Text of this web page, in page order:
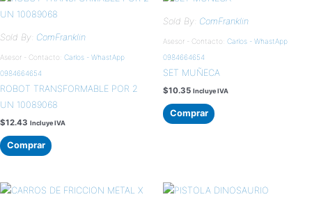
Sold By: ComFranklin
Asesor - Contacto: Carlos - WhastApp
0984664654
ROBOT TRANSFORMABLE POR 2
UN 10089068
$12.43 Incluye IVA
Comprar
Sold By: ComFranklin
Asesor - Contacto: Carlos - WhastApp
0984664654
SET MUÑECA
$10.35 Incluye IVA
Comprar